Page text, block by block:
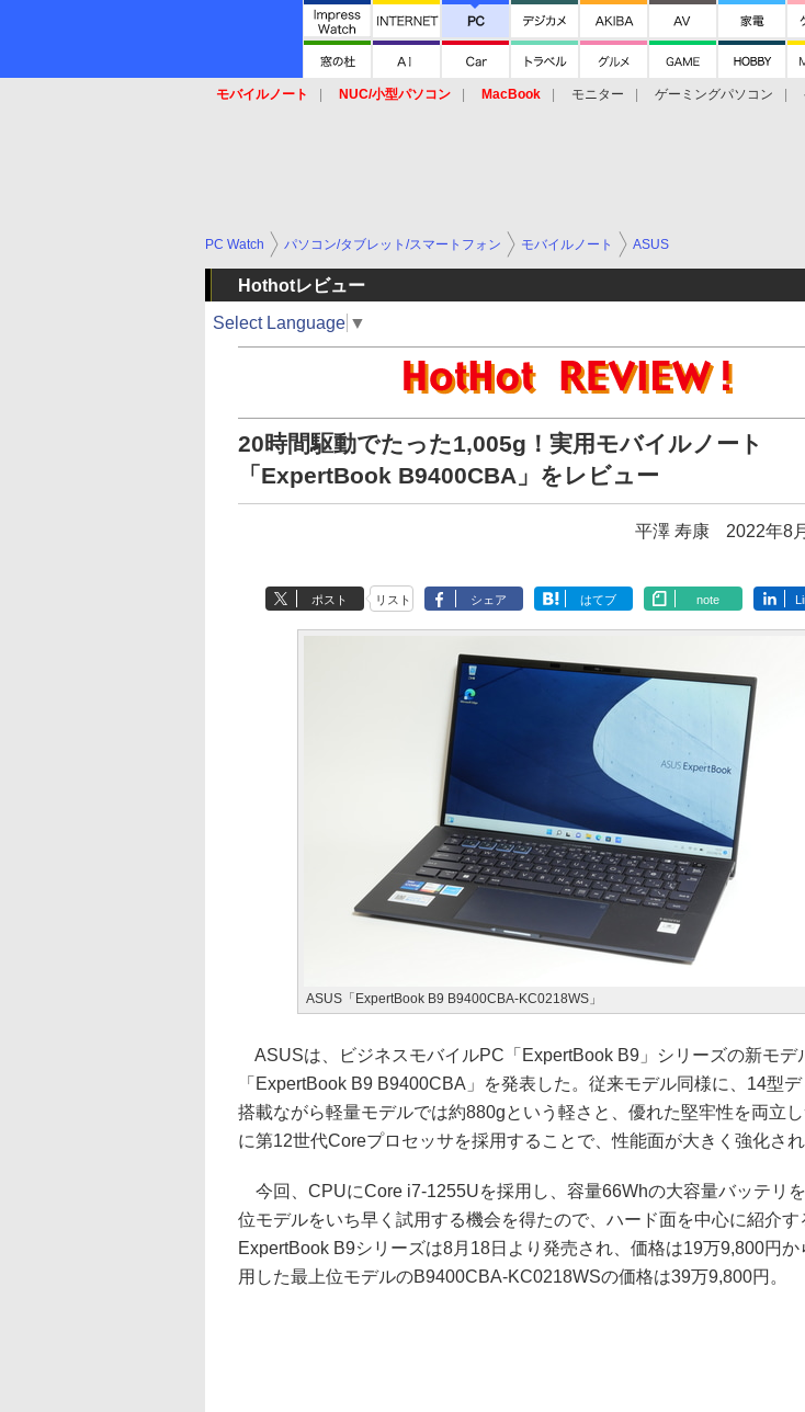
モバイルノート NUC/小型パソコン MacBook モニター ゲーミングパソコン
PC Watch パソコン/タブレット/スマートフォン モバイルノート ASUS
Hothotレビュー
Select Language ▼
20時間駆動でたった1,005g！実用モバイルノート
「ExpertBook B9400CBA」をレビュー
平澤 寿康 2022年8
ポスト リスト シェア はてブ note
ASUS「ExpertBook B9 B9400CBA-KC0218WS」
ASUSは、ビジネスモバイルPC「ExpertBook B9」シリーズの新モデ
「ExpertBook B9 B9400CBA」を発表した。従来モデル同様に、14型デ
搭載ながら軽量モデルでは約880gという軽さと、優れた堅牢性を両立
に第12世代Coreプロセッサを採用することで、性能面が大きく強化され
今回、CPUにCore i7-1255Uを採用し、容量66Whの大容量バッテリ
位モデルをいち早く試用する機会を得たので、ハード面を中心に紹介す
ExpertBook B9シリーズは8月18日より発売され、価格は19万9,800円か
用した最上位モデルのB9400CBA-KC0218WSの価格は39万9,800円。